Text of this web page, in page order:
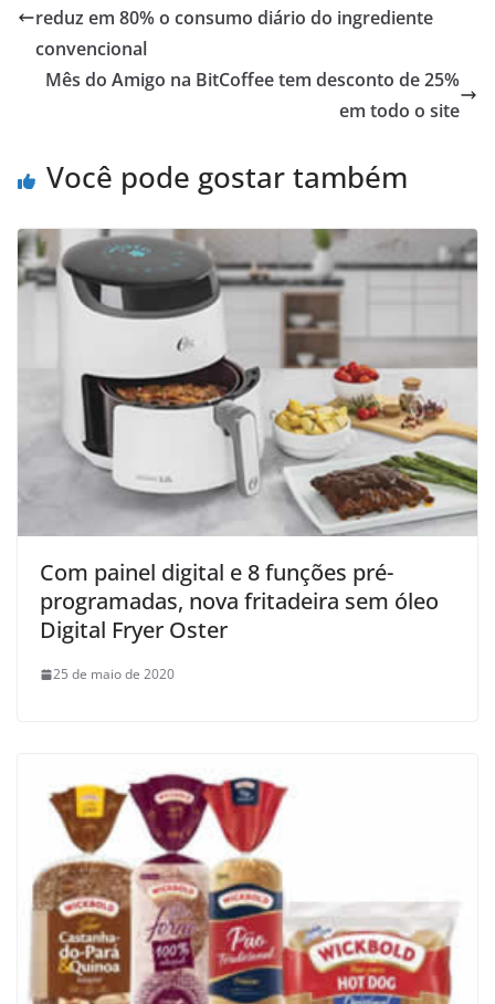
reduz em 80% o consumo diário do ingrediente
convencional
Mês do Amigo na BitCoffee tem desconto de 25%
em todo o site
Você pode gostar também
Com painel digital e 8 funções pré-
programadas, nova fritadeira sem óleo
Digital Fryer Oster
25 de maio de 2020